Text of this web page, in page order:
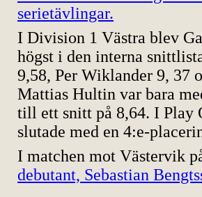
serietävlingar.
I Division 1 Västra blev
högst i den interna
9,58, Per Wiklander 9, 37
Mattias Hultin var bara
till ett snitt på 8,64. I Play
slutade med en 4:e-
I matchen mot Västervik
debutant, Sebastian